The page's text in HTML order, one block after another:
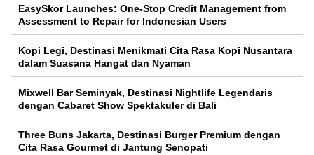
EasySkor Launches: One-Stop Credit Management from
Assessment to Repair for Indonesian Users
Kopi Legi, Destinasi Menikmati Cita Rasa Kopi Nusantara
dalam Suasana Hangat dan Nyaman
Mixwell Bar Seminyak, Destinasi Nightlife Legendaris
dengan Cabaret Show Spektakuler di Bali
Three Buns Jakarta, Destinasi Burger Premium dengan
Cita Rasa Gourmet di Jantung Senopati